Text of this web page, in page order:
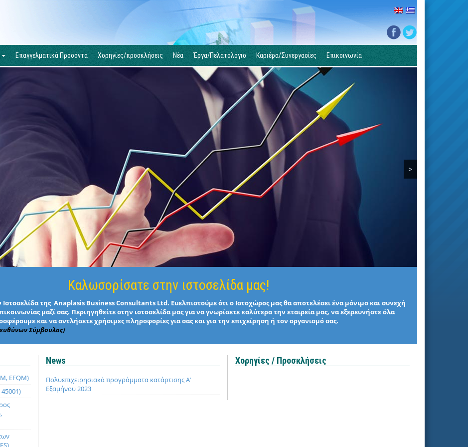
Επαγγελματικά Προσόντα Χορηγίες/προσκλήσεις Νέα Έργα/Πελατολόγιο Καριέρα/Συνεργασίες Επικοινωνία
>
Καλωσορίσατε στην ιστοσελίδα μας!
της Anaplasis Business Consultants Ltd. Ευελπιστούμε ότι ο Ιστοχώρος μας θα αποτελέσει ένα μόνιμο και συνεχή
μαζί σας. Περιηγηθείτε στην ιστοσελίδα μας για να γνωρίσετε καλύτερα την εταιρεία μας, να εξερευνήστε όλα
και να αντλήσετε χρήσιμες πληροφορίες για σας και για την επιχείρηση ή τον οργανισμό σας.
Σύμβουλος)
EFQM)
45001)
News
Πολυεπιχειρησιακά προγράμματα κατάρτισης Α’
Εξαμήνου 2023
Χορηγίες / Προσκλήσεις